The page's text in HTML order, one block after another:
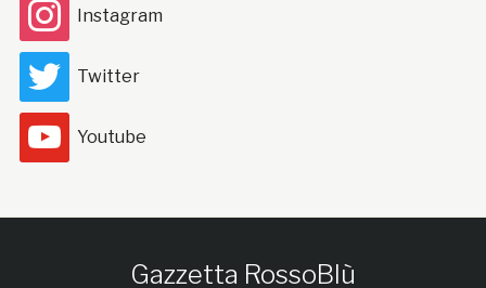
Instagram
Twitter
Youtube
Gazzetta RossoBlù